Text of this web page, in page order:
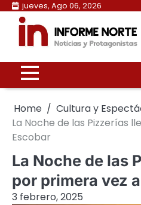
Skip
content
jueves, Ago 06, 2026
Home
Cultura y
La Noche de las Pizzerías
Escobar
La Noche de las
por primera vez
3 febrero, 2025